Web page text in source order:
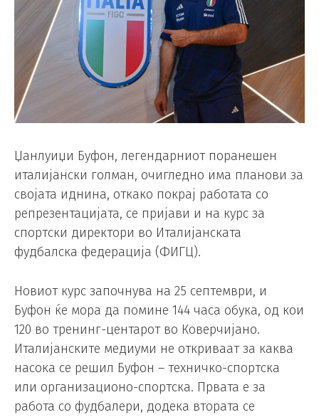
Џанлуиџи Буфон, легендарниот поранешен
италијански голман, очигледно има планови за
својата иднина, откако покрај работата со
репрезентацијата, се пријави и на курс за
спортски директори во Италијанската
фудбалска федерација (ФИГЦ).
Новиот курс започнува на 25 септември, и
Буфон ќе мора да помине 144 часа обука, од кои
120 во тренинг-центарот во Коверчијано.
Италијанските медиуми не откриваат за каква
насока се решил Буфон – техничко-спортска
или организационо-спортска. Првата е за
работа со фудбалери, додека втората се